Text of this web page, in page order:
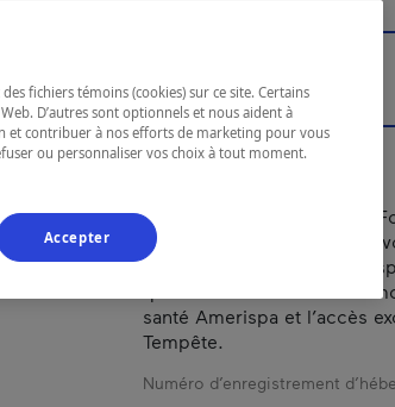
Québec
Hôtel coté 4 étoiles par le
cuisine 4 diamants. Le site
magnifique piscine et son
que ses nombreuses
santé Amerispa et l’accès
Tempête.
Numéro d’enregistrement
fichiers témoins (cookies) sur ce site. Certains
D’autres sont optionnels et nous aident à
et contribuer à nos efforts de marketing pour vous
ou personnaliser vos choix à tout moment.
s'ouvrira dans une nouvelle fenêtre.
Accepter